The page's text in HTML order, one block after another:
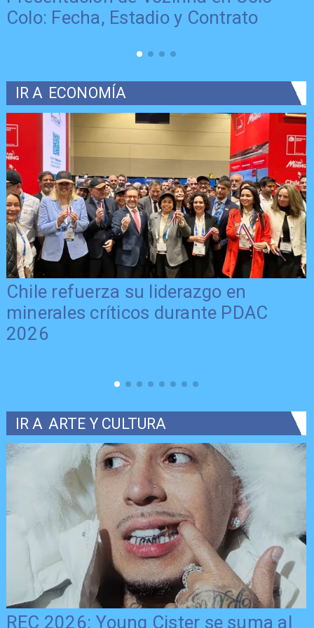
Colo: Fecha, Estadio y Contrato
IR A ECONOMÍA
Chile refuerza su liderazgo en
minerales críticos durante PDAC
2026
IR A ARTE Y CULTURA
REC 2026: Young Cister se suma al